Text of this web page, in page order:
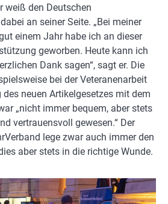
weiß den Deutschen
an seiner Seite. „Bei meiner
einem Jahr habe ich an dieser
geworben. Heute kann ich
Dank sagen“, sagt er. Die
bei der Veteranenarbeit
des neuen Artikelgesetzes mit dem
„nicht immer bequem, aber stets
vertrauensvoll gewesen.“ Der
lege zwar auch immer den
aber stets in die richtige Wunde.